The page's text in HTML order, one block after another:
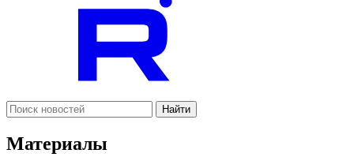
Найти
Материалы